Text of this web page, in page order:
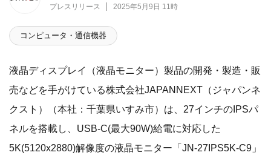
プレスリリース 2025年5月9日 11時
コンピュータ・通信機器
液晶ディスプレイ（液晶モニター）製品の開発・製造・販
売などを手がけている株式会社JAPANNEXT（ジャパンネ
クスト）（本社：千葉県いすみ市）は、27インチのIPSパ
ネルを搭載し、USB-C(最大90W)給電に対応した
5K(5120x2880)解像度の液晶モニター「JN-27IPS5K-C9」